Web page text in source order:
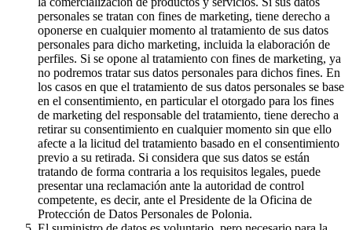
personales se tratan con fines de marketing, tiene derecho a
oponerse en cualquier momento al tratamiento de sus datos
personales para dicho marketing, incluida la elaboración de
perfiles. Si se opone al tratamiento con fines de marketing, ya
no podremos tratar sus datos personales para dichos fines. En
los casos en que el tratamiento de sus datos personales se base
en el consentimiento, en particular el otorgado para los fines
de marketing del responsable del tratamiento, tiene derecho a
retirar su consentimiento en cualquier momento sin que ello
afecte a la licitud del tratamiento basado en el consentimiento
previo a su retirada. Si considera que sus datos se están
tratando de forma contraria a los requisitos legales, puede
presentar una reclamación ante la autoridad de control
competente, es decir, ante el Presidente de la Oficina de
Protección de Datos Personales de Polonia.